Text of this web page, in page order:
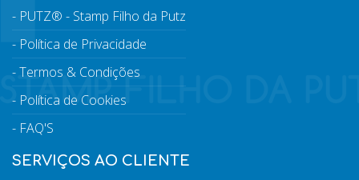
PUTZ® - Stamp Filho da Putz
Política de Privacidade
Termos & Condições
Política de Cookies
FAQ'S
SERVIÇOS AO CLIENTE